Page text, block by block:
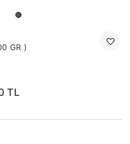
GR )
TL